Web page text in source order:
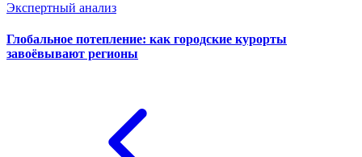
Экспертный анализ
Глобальное потепление: как городские курорты
завоёвывают регионы